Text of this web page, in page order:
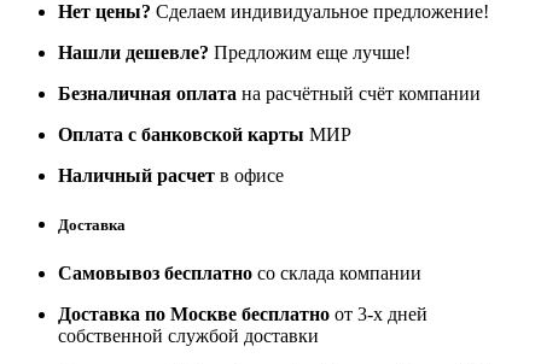
Нет цены? Сделаем индивидуальное предложение!
Нашли дешевле? Предложим еще лучше!
Безналичная оплата на расчётный счёт компании
Оплата с банковской карты МИР
Наличный расчет в офисе
Доставка
Самовывоз бесплатно со склада компании
Доставка по Москве бесплатно от 3-х дней
собственной службой доставки